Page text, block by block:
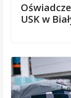
USK w